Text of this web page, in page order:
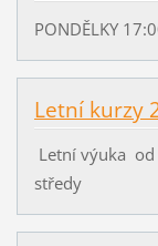
PONDĚLKY
Letní kurzy
Letní výuka od
středy